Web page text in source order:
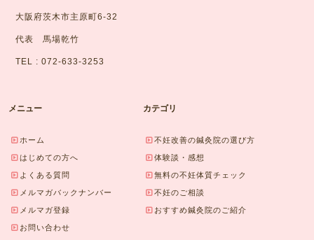
大阪府茨木市主原町6-32
代表 馬場乾竹
TEL : 072-633-3253
メニュー
ホーム
はじめての方へ
よくある質問
メルマガバックナンバー
メルマガ登録
お問い合わせ
カテゴリ
不妊改善の鍼灸院の選び方
体験談・感想
無料の不妊体質チェック
不妊のご相談
おすすめ鍼灸院のご紹介